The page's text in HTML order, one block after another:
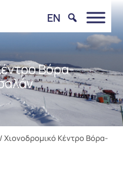
EN
Βόρα-
/Χιονοδρομικό Κέντρο Βόρα-